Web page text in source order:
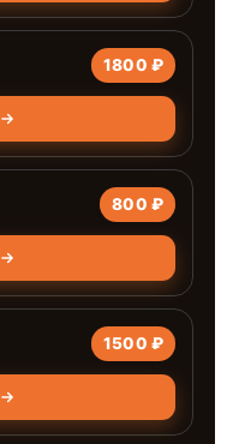
1800 ₽
800 ₽
1500 ₽